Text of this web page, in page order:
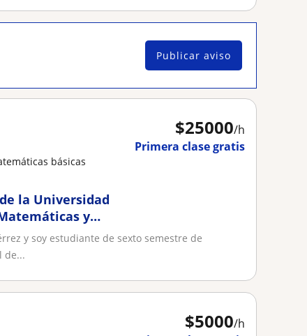
Publicar aviso
$25000/h
Primera clase gratis
básicas
la Universidad
y
y soy estudiante de sexto semestre de
de...
$5000/h